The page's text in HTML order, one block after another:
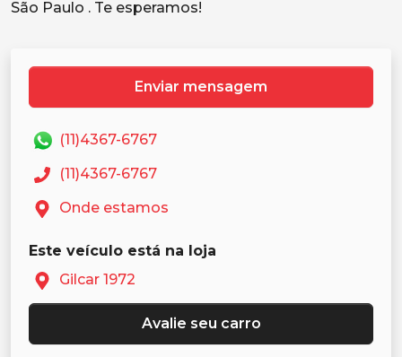
Enviar mensagem
(11)4367-6767
(11)4367-6767
Onde estamos
Este veículo está na loja
Gilcar 1972
Avalie seu carro